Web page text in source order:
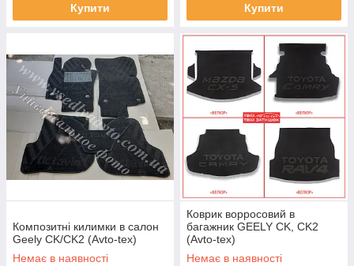
Купити Купити
Композитні килимки в салон
Geely CK/CK2 (Avto-tex)
Немає в наявності
Коврик ворросовий в
багажник GEELY CK, CK2
(Avto-tex)
Немає в наявності